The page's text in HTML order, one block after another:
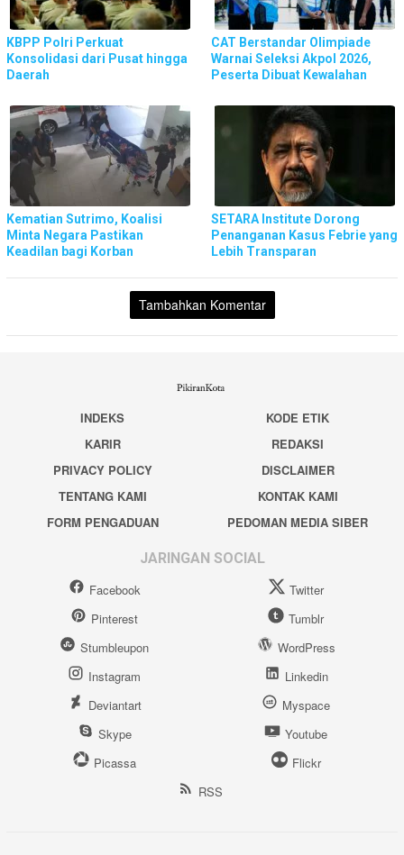
KBPP Polri Perkuat
Konsolidasi dari Pusat hingga
Daerah
CAT Berstandar Olimpiade
Warnai Seleksi Akpol 2026,
Peserta Dibuat Kewalahan
Kematian Sutrimo, Koalisi
Minta Negara Pastikan
Keadilan bagi Korban
SETARA Institute Dorong
Penanganan Kasus Febrie yang
Lebih Transparan
Tambahkan Komentar
INDEKS
KODE ETIK
KARIR
REDAKSI
PRIVACY POLICY
DISCLAIMER
TENTANG KAMI
KONTAK KAMI
FORM PENGADUAN
PEDOMAN MEDIA SIBER
JARINGAN SOCIAL
Facebook
Twitter
Pinterest
Tumblr
Stumbleupon
WordPress
Instagram
Linkedin
Deviantart
Myspace
Skype
Youtube
Picassa
Flickr
RSS